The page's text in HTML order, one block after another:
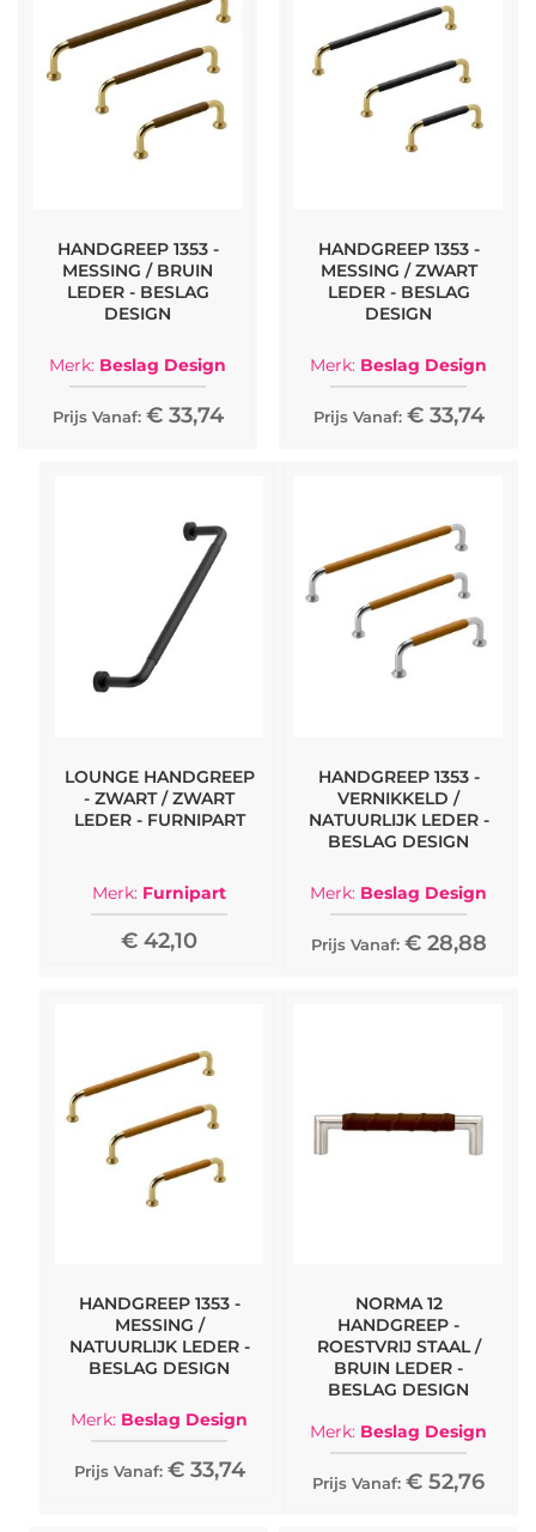
HANDGREEP 1353 -
MESSING / BRUIN
LEDER - BESLAG
DESIGN
Merk: Beslag Design
Prijs Vanaf: € 33,74
HANDGREEP 1353 -
MESSING / ZWART
LEDER - BESLAG
DESIGN
Merk: Beslag Design
Prijs Vanaf: € 33,74
LOUNGE HANDGREEP
- ZWART / ZWART
LEDER - FURNIPART
Merk: Furnipart
€ 42,10
HANDGREEP 1353 -
VERNIKKELD /
NATUURLIJK LEDER -
BESLAG DESIGN
Merk: Beslag Design
Prijs Vanaf: € 28,88
HANDGREEP 1353 -
MESSING /
NATUURLIJK LEDER -
BESLAG DESIGN
Merk: Beslag Design
Prijs Vanaf: € 33,74
NORMA 12
HANDGREEP -
ROESTVRIJ STAAL /
BRUIN LEDER -
BESLAG DESIGN
Merk: Beslag Design
Prijs Vanaf: € 52,76